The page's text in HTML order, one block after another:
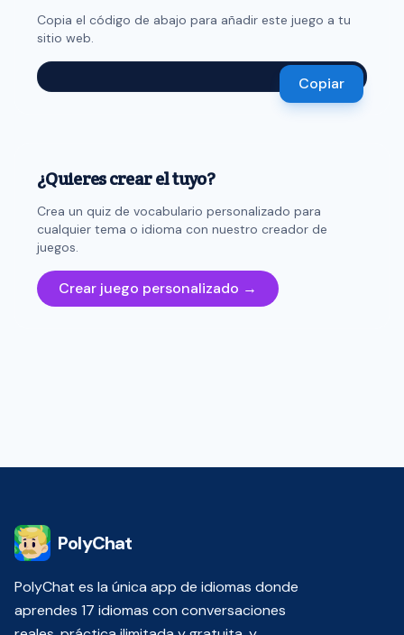
Copia el código de abajo para añadir este juego a tu
sitio web.
Copiar
¿Quieres crear el tuyo?
Crea un quiz de vocabulario personalizado para
cualquier tema o idioma con nuestro creador de
juegos.
Crear juego personalizado →
PolyChat
PolyChat es la única app de idiomas donde
aprendes 17 idiomas con conversaciones